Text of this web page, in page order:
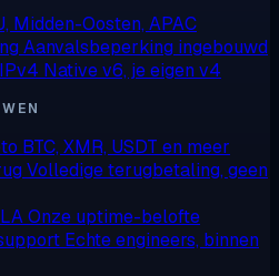
Midden-Oosten, APAC
Aanvalsbeperking ingebouwd
Native v6, je eigen v4
BTC, XMR, USDT en meer
Volledige terugbetaling, geen
Onze uptime-belofte
Echte engineers, binnen